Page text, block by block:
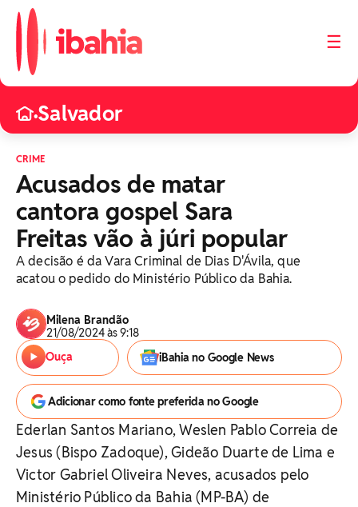
☰
•Salvador
CRIME
Acusados de matar
cantora gospel Sara
Freitas vão à júri popular
A decisão é da Vara Criminal de Dias D'Ávila, que
acatou o pedido do Ministério Público da Bahia.
Milena Brandão
21/08/2024 às 9:18
Ouça
iBahia no Google News
Adicionar como fonte preferida no Google
Ederlan Santos Mariano, Weslen Pablo Correia de
Jesus (Bispo Zadoque), Gideão Duarte de Lima e
Victor Gabriel Oliveira Neves, acusados pelo
Ministério Público da Bahia (MP-BA) de